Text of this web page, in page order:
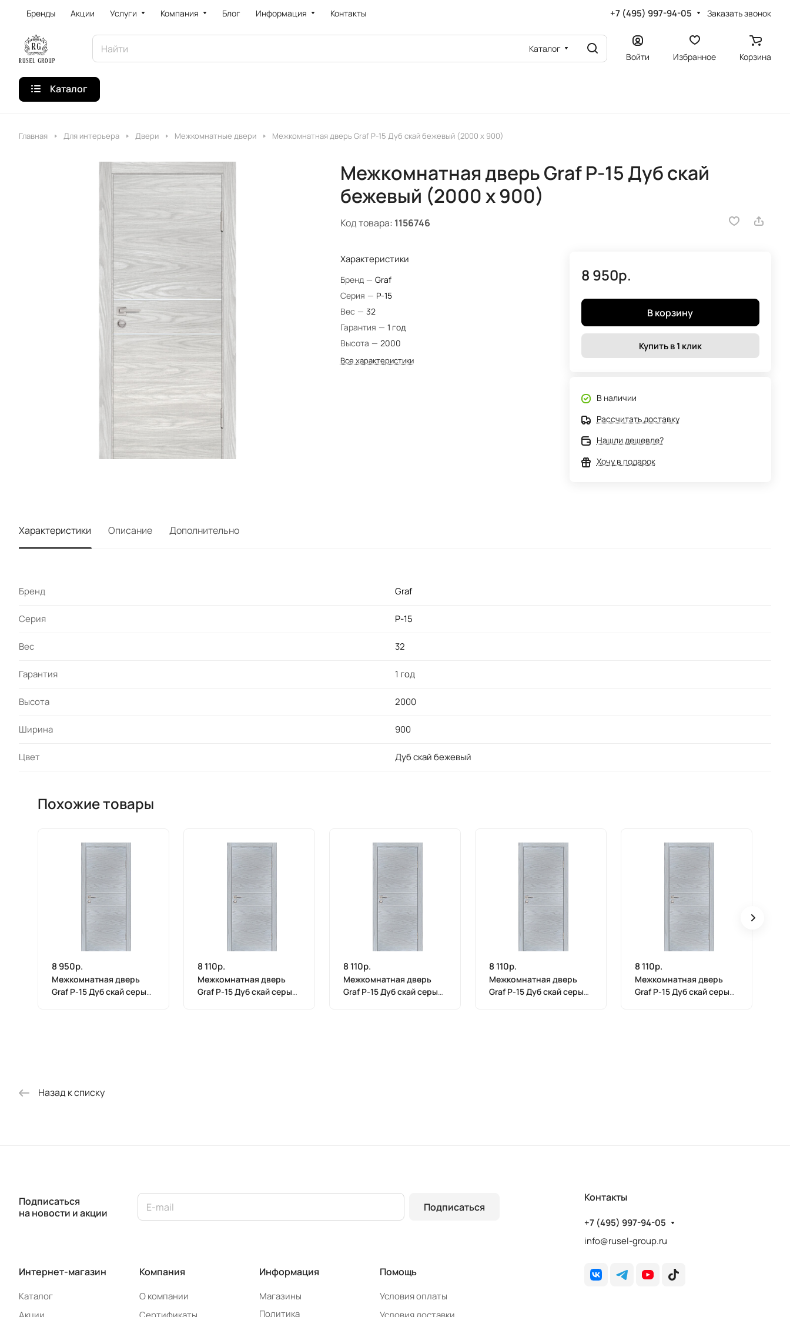
Бренды Акции Услуги Компания Блог Информация Контакты +7 (495) 997-94-05 Заказать звонок
Каталог
Войти Избранное Корзина
Каталог
Главная Для интерьера Двери Межкомнатные двери Межкомнатная дверь Graf P-15 Дуб скай бежевый (2000 х 900)
Межкомнатная дверь Graf P-15 Дуб скай
бежевый (2000 х 900)
Код товара: 1156746
Характеристики
Бренд — Graf
Серия — P-15
Вес — 32
Гарантия — 1 год
Высота — 2000
Все характеристики
8 950р.
В корзину
Купить в 1 клик
В наличии
Рассчитать доставку
Нашли дешевле?
Хочу в подарок
Характеристики Описание Дополнительно
Бренд Graf
Серия P-15
Вес 32
Гарантия 1 год
Высота 2000
Ширина 900
Цвет Дуб скай бежевый
Похожие товары
8 950р.
Межкомнатная дверь
Graf P-15 Дуб скай серый
8 110р.
Межкомнатная дверь
Graf P-15 Дуб скай серый
8 110р.
Межкомнатная дверь
Graf P-15 Дуб скай серый
8 110р.
Межкомнатная дверь
Graf P-15 Дуб скай серый
8 110р.
Межкомнатная дверь
Graf P-15 Дуб скай серый
Назад к списку
Подписаться
на новости и акции
Подписаться
Интернет-магазин
Каталог
Компания
О компании
Информация
Магазины
Политика
Помощь
Условия оплаты
Контакты
+7 (495) 997-94-05
info@rusel-group.ru